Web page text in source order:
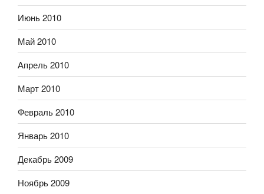
Июнь 2010
Май 2010
Апрель 2010
Март 2010
Февраль 2010
Январь 2010
Декабрь 2009
Ноябрь 2009